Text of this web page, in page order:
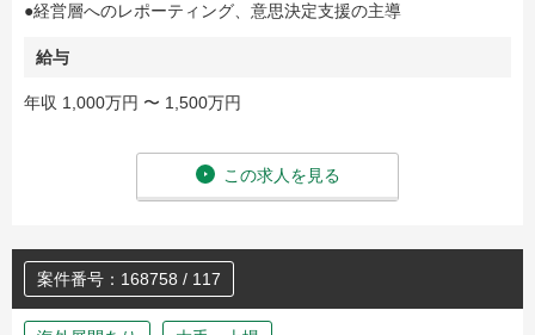
●経営層へのレポーティング、意思決定支援の主導
給与
年収 1,000万円 〜 1,500万円
この求人を見る
案件番号：168758 / 117